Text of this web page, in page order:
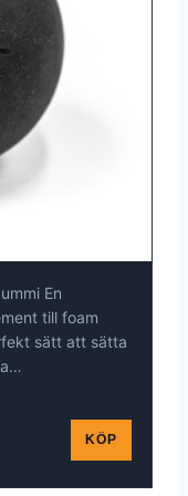
En
till foam
sätt att sätta
KÖP